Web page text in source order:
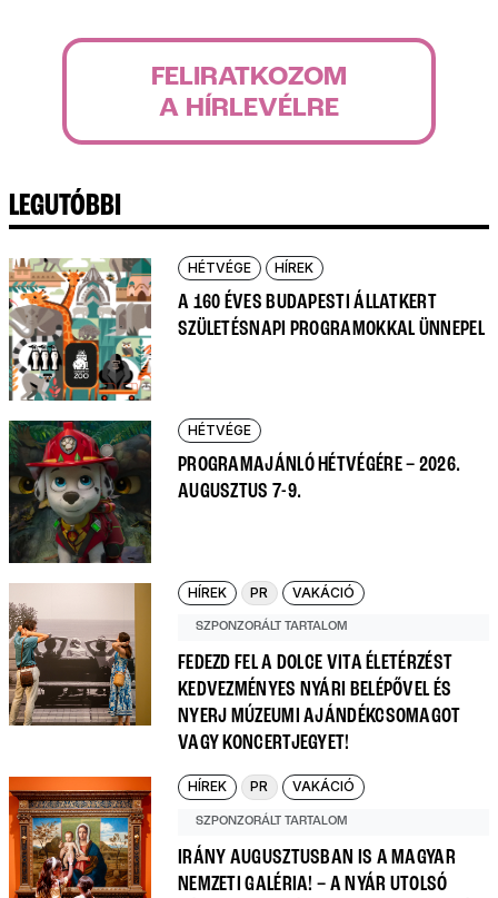
FELIRATKOZOM
A HÍRLEVÉLRE
LEGUTÓBBI
HÉTVÉGE HÍREK
A 160 ÉVES BUDAPESTI ÁLLATKERT
SZÜLETÉSNAPI PROGRAMOKKAL ÜNNEPEL
HÉTVÉGE
PROGRAMAJÁNLÓ HÉTVÉGÉRE – 2026.
AUGUSZTUS 7-9.
HÍREK PR VAKÁCIÓ
SZPONZORÁLT TARTALOM
FEDEZD FEL A DOLCE VITA ÉLETÉRZÉST
KEDVEZMÉNYES NYÁRI BELÉPŐVEL ÉS
NYERJ MÚZEUMI AJÁNDÉKCSOMAGOT
VAGY KONCERTJEGYET!
HÍREK PR VAKÁCIÓ
SZPONZORÁLT TARTALOM
IRÁNY AUGUSZTUSBAN IS A MAGYAR
NEMZETI GALÉRIA! – A NYÁR UTOLSÓ